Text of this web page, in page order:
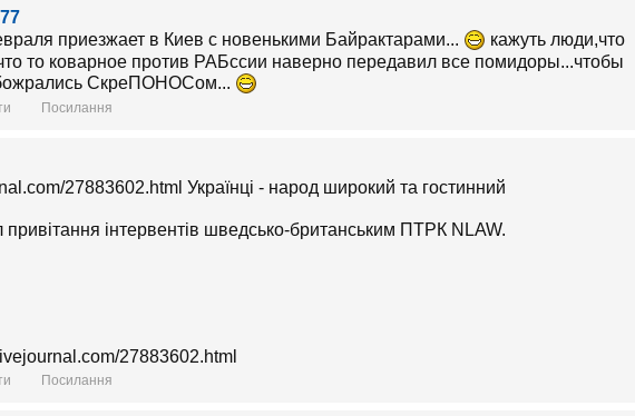
приезжает в Киев с новенькими Байрактарами...
кажуть люди,что
то коварное против РАБссии наверно передавил все помидоры...чтобы
СкреПОНОСом...
Посилання
27883602.html Українці - народ широкий та гостинний
інтервентів шведсько-британським ПТРК NLAW.
27883602.html
Посилання